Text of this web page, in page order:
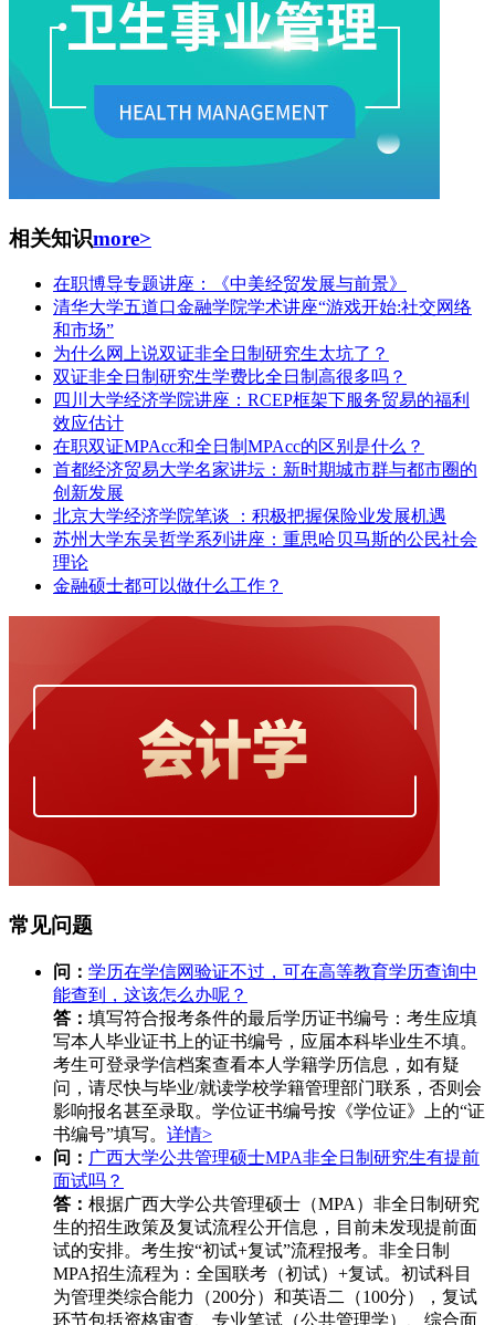
相关知识more>
在职博导专题讲座：《中美经贸发展与前景》
清华大学五道口金融学院学术讲座“游戏开始:社交网络
和市场”
为什么网上说双证非全日制研究生太坑了？
双证非全日制研究生学费比全日制高很多吗？
四川大学经济学院讲座：RCEP框架下服务贸易的福利
效应估计
在职双证MPAcc和全日制MPAcc的区别是什么？
首都经济贸易大学名家讲坛：新时期城市群与都市圈的
创新发展
北京大学经济学院笔谈 ：积极把握保险业发展机遇
苏州大学东吴哲学系列讲座：重思哈贝马斯的公民社会
理论
金融硕士都可以做什么工作？
常见问题
问： 学历在学信网验证不过，可在高等教育学历查询中
能查到，这该怎么办呢？
答： 填写符合报考条件的最后学历证书编号：考生应填
写本人毕业证书上的证书编号，应届本科毕业生不填。
考生可登录学信档案查看本人学籍学历信息，如有疑
问，请尽快与毕业/就读学校学籍管理部门联系，否则会
影响报名甚至录取。学位证书编号按《学位证》上的“证
书编号”填写。 详情>
问： 广西大学公共管理硕士MPA非全日制研究生有提前
面试吗？
答： 根据广西大学公共管理硕士（MPA）非全日制研究
生的招生政策及复试流程公开信息，目前未发现提前面
试的安排。考生按“初试+复试”流程报考。非全日制
MPA招生流程为：全国联考（初试）+复试。初试科目
为管理类综合能力（200分）和英语二（100分），复试
环节包括资格审查、专业笔试（公共管理学）、综合面